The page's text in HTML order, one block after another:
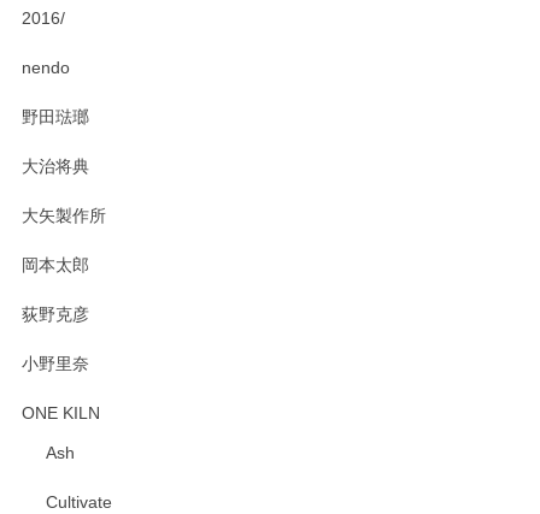
2016/
nendo
野田琺瑯
大治将典
大矢製作所
岡本太郎
荻野克彦
小野里奈
ONE KILN
Ash
Cultivate